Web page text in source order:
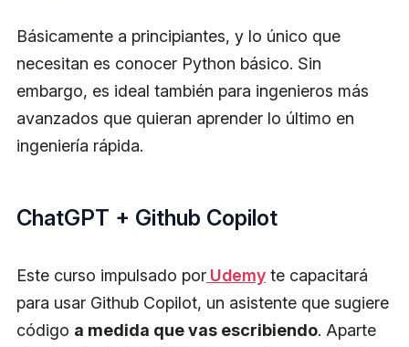
Básicamente a principiantes, y lo único que
necesitan es conocer Python básico. Sin
embargo, es ideal también para ingenieros más
avanzados que quieran aprender lo último en
ingeniería rápida.
ChatGPT + Github Copilot
Este curso impulsado por Udemy te capacitará
para usar Github Copilot, un asistente que sugiere
código a medida que vas escribiendo. Aparte